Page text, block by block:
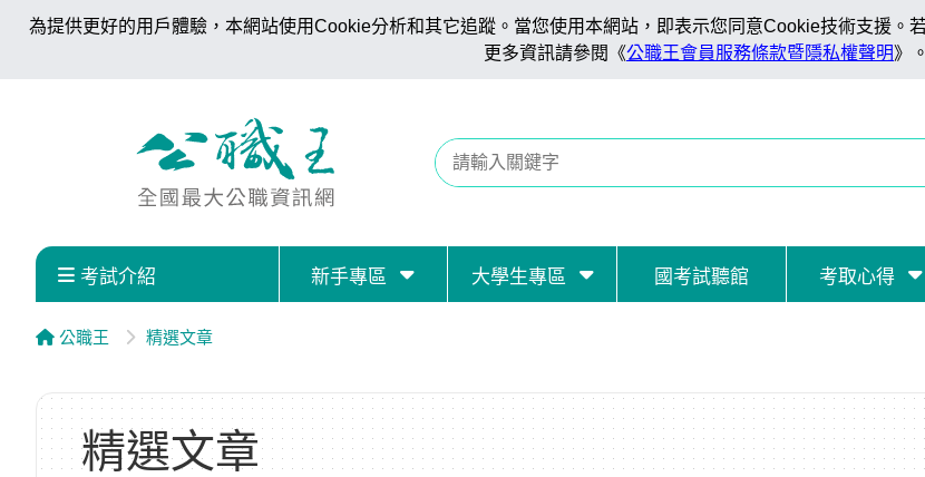
為提供更好的用戶體驗，本網站使用Cookie分析和其它追蹤。當您使用本網站，即表示您同意Cookie技術支援。
更多資訊請參閱《公職王會員服務條款暨隱私權聲明》。
考試介紹 新手專區 大學生專區 國考試聽館 考取心得
公職王 精選文章
精選文章